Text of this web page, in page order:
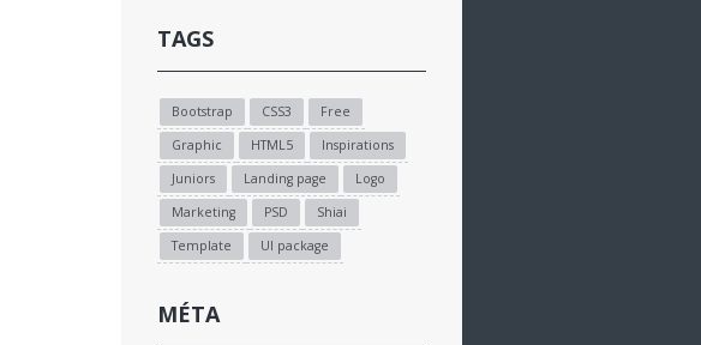
TAGS
Bootstrap CSS3
Free
Graphic
HTML5
Inspirations
Juniors
Landing page
Logo
Marketing
PSD
Shiai
Template
UI package
MÉTA